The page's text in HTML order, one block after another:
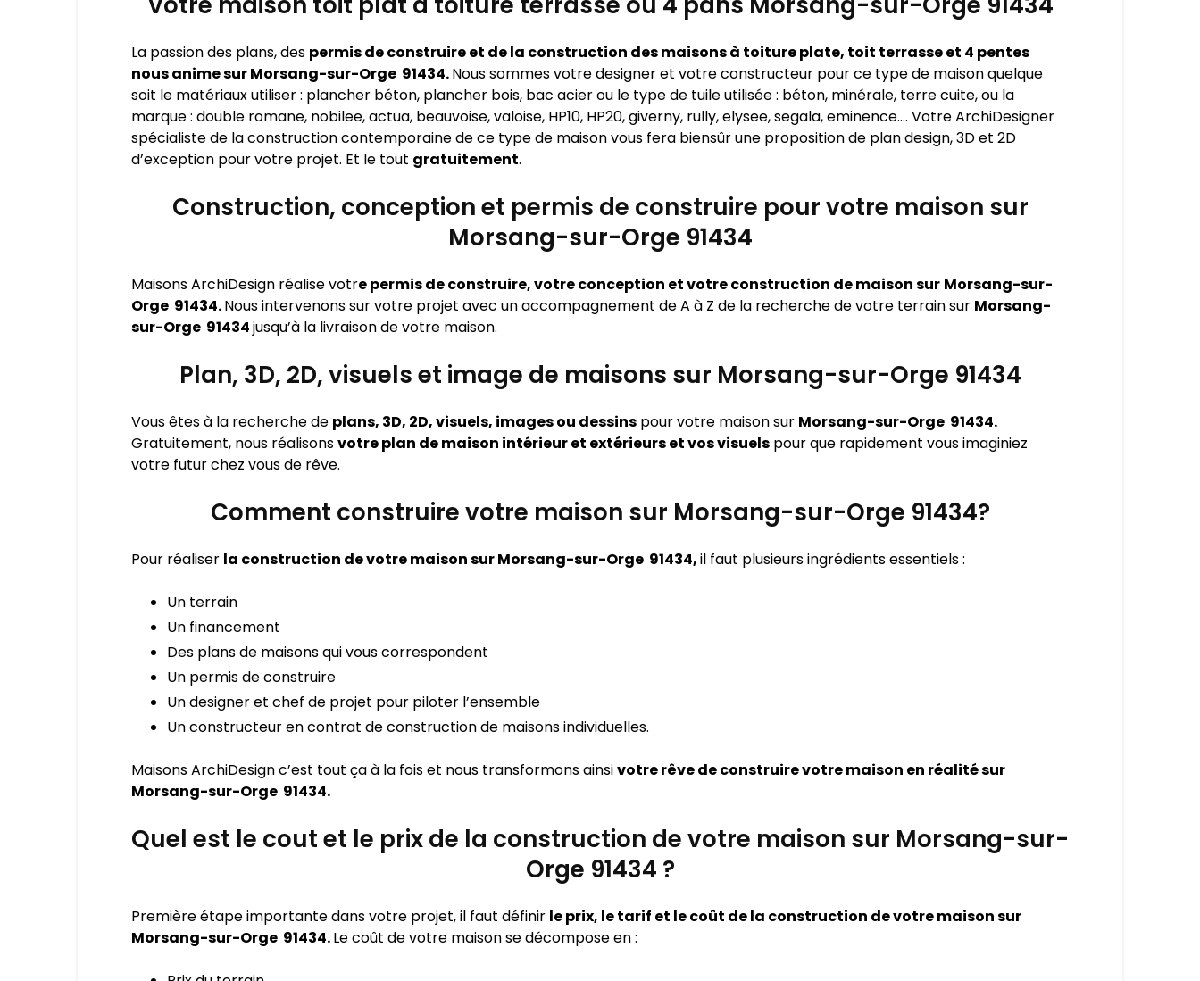
La passion des plans, des permis de construire et de la construction des maisons à toiture plate, toit terrasse et 4 pentes
nous anime sur Morsang-sur-Orge 91434.Nous sommes votre designer et votre constructeur pour ce type de maison quelque
soit le matériaux utiliser : plancher béton, plancher bois, bac acier ou le type de tuile utilisée : béton, minérale, terre cuite, ou la
marque : double romane, nobilee, actua, beauvoise, valoise, HP10, HP20, giverny, rully, elysee, segala, eminence…. Votre ArchiDesigner
spécialiste de la construction contemporaine de ce type de maison vous fera biensûr une proposition de plan design, 3D et 2D
d’exception pour votre projet. Et le tout gratuitement.
Construction, conception et permis de construire pour votre maison sur
Morsang-sur-Orge 91434
Maisons ArchiDesign réalise votre permis de construire, votre conception et votre construction de maison sur Morsang-sur-
Orge 91434.Nous intervenons sur votre projet avec un accompagnement de A à Z de la recherche de votre terrain sur Morsang-
sur-Orge 91434jusqu’à la livraison de votre maison.
Plan, 3D, 2D, visuels et image de maisons sur Morsang-sur-Orge 91434
Vous êtes à la recherche de plans, 3D, 2D, visuels, images ou dessins pour votre maison sur Morsang-sur-Orge 91434.
Gratuitement, nous réalisonsvotre plan de maison intérieur et extérieurs et vos visuels pour que rapidement vous imaginiez
votre futur chez vous de rêve.
Comment construire votre maison sur Morsang-sur-Orge 91434?
Pour réaliser la construction de votre maison sur Morsang-sur-Orge 91434,il faut plusieurs ingrédients essentiels :
Un terrain
Un financement
Des plans de maisons qui vous correspondent
Un permis de construire
Un designer et chef de projet pour piloter l’ensemble
Un constructeur en contrat de construction de maisons individuelles.
Maisons ArchiDesign c’est tout ça à la fois et nous transformons ainsivotre rêve de construire votre maison en réalité sur
Morsang-sur-Orge 91434.
Quel est le cout et le prix de la construction de votre maison sur Morsang-sur-
Orge 91434 ?
Première étape importante dans votre projet, il faut définir le prix, le tarif et le coût de la construction de votre maison sur
Morsang-sur-Orge 91434.Le coût de votre maison se décompose en :